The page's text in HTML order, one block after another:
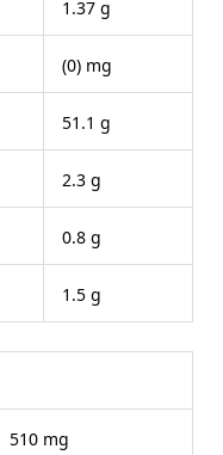
1.37 g
(0) mg
51.1 g
2.3 g
0.8 g
1.5 g
510 mg